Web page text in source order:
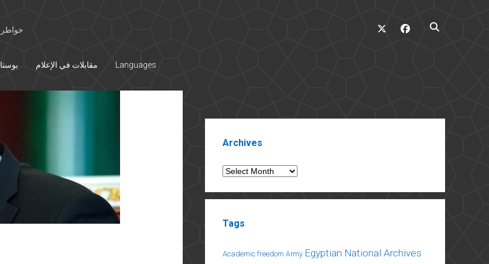
خواطر
twitter facebook
مقابلات في الإعلام Languages
Archives
Archives
Tags
Academic freedom Army Egyptian National Archives